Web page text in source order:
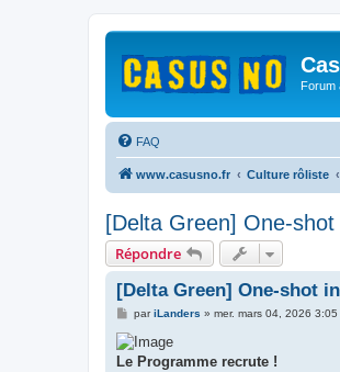
Forum
FAQ
www.casusno.fr Culture rôliste
[Delta Green] One-
Répondre
[Delta Green] One-shot
M
s
s
a
pariLanders » mer. mars 04, 2026 3:05
Le Programme recrute !